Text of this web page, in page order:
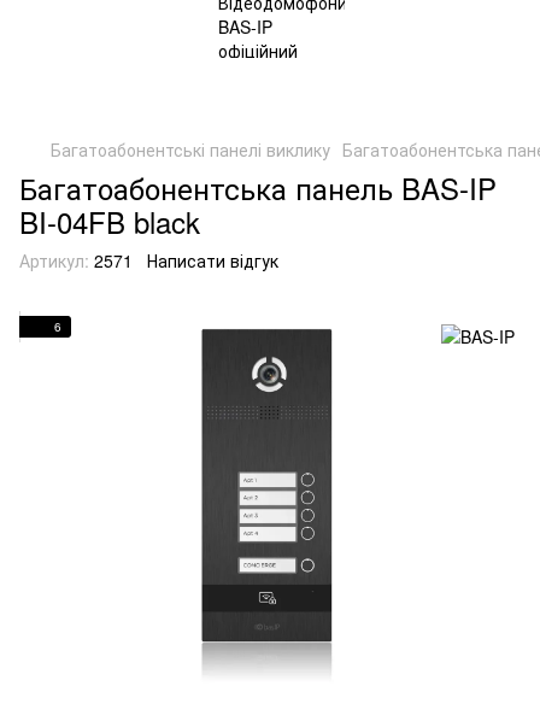
Багатоабонентські панелі виклику Багатоабонентська
Багатоабонентська панель BAS-IP
BI-04FB black
Артикул: 2571 Написати відгук
6